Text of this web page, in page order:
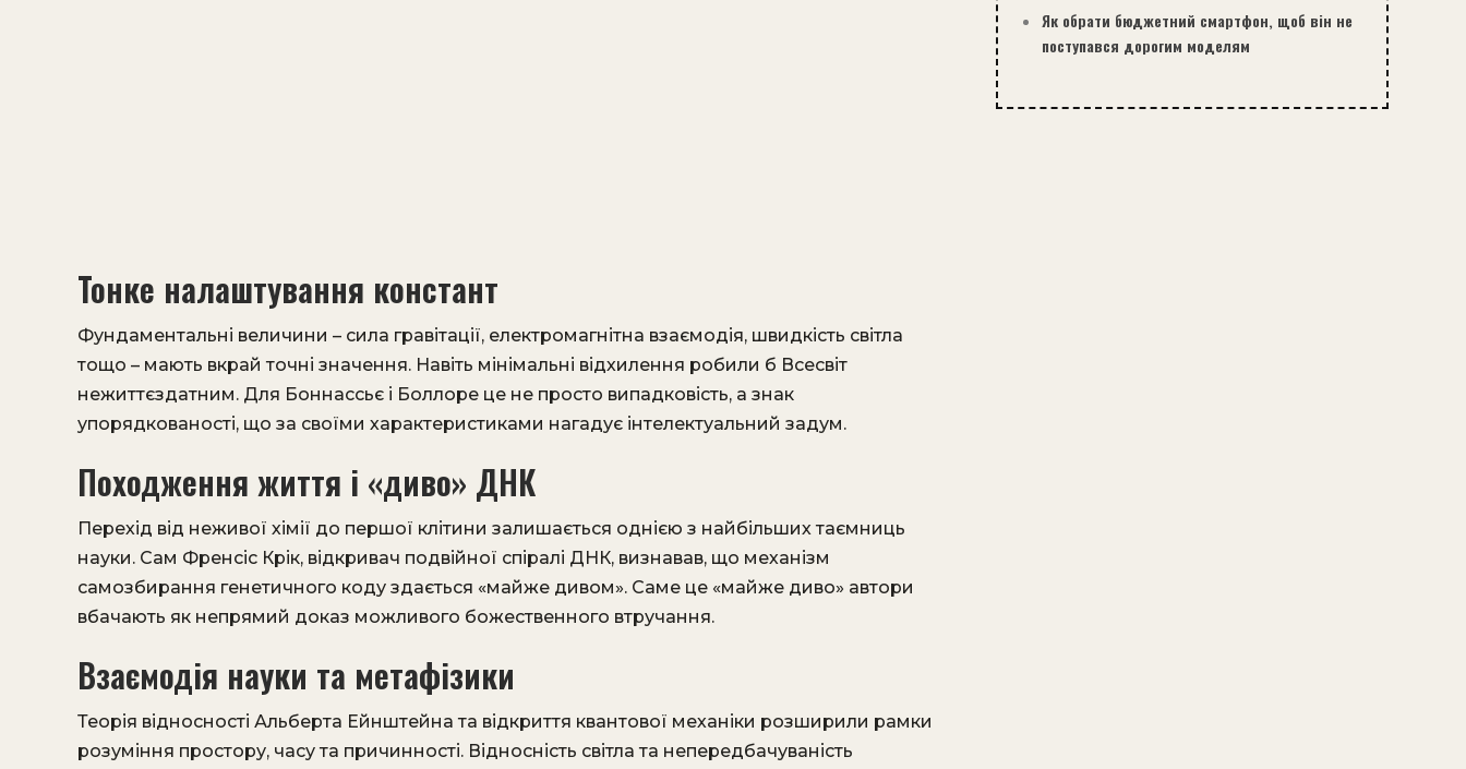
Тонке налаштування констант
Фундаментальні величини – сила гравітації, електромагнітна взаємодія, швидкість світла
тощо – мають вкрай точні значення. Навіть мінімальні відхилення робили б Всесвіт
нежиттєздатним. Для Боннассьє і Боллоре це не просто випадковість, а знак
упорядкованості, що за своїми характеристиками нагадує інтелектуальний задум.
Походження життя і «диво» ДНК
Перехід від неживої хімії до першої клітини залишається однією з найбільших таємниць
науки. Сам Френсіс Крік, відкривач подвійної спіралі ДНК, визнавав, що механізм
самозбирання генетичного коду здається «майже дивом». Саме це «майже диво» автори
вбачають як непрямий доказ можливого божественного втручання.
Взаємодія науки та метафізики
Теорія відносності Альберта Ейнштейна та відкриття квантової механіки розширили рамки
розуміння простору, часу та причинності. Відносність світла та непередбачуваність
Як обрати бюджетний смартфон, щоб він не
поступався дорогим моделям